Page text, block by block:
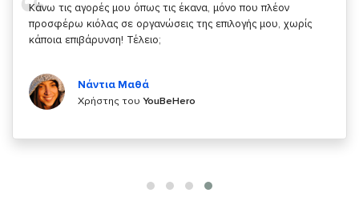
Σας ευχαριστώ που μας δίνετε την δυνατότητα να κάνουμε
κάτι!
Χρήστης τουYouBeHero